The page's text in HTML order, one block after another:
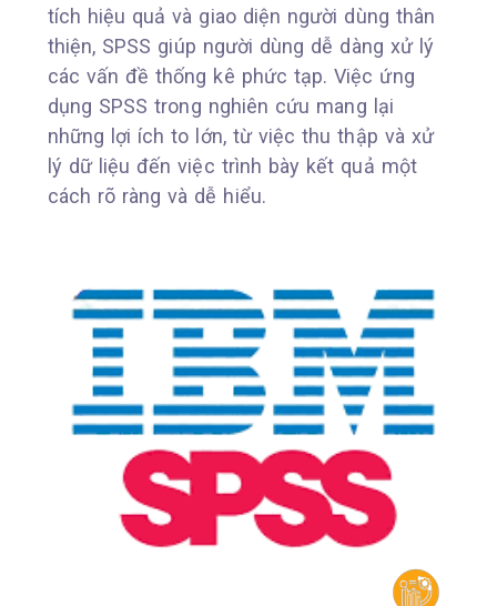
tích hiệu quả và giao diện người dùng thân
thiện, SPSS giúp người dùng dễ dàng xử lý
các vấn đề thống kê phức tạp. Việc ứng
dụng SPSS trong nghiên cứu mang lại
những lợi ích to lớn, từ việc thu thập và xử
lý dữ liệu đến việc trình bày kết quả một
cách rõ ràng và dễ hiểu.